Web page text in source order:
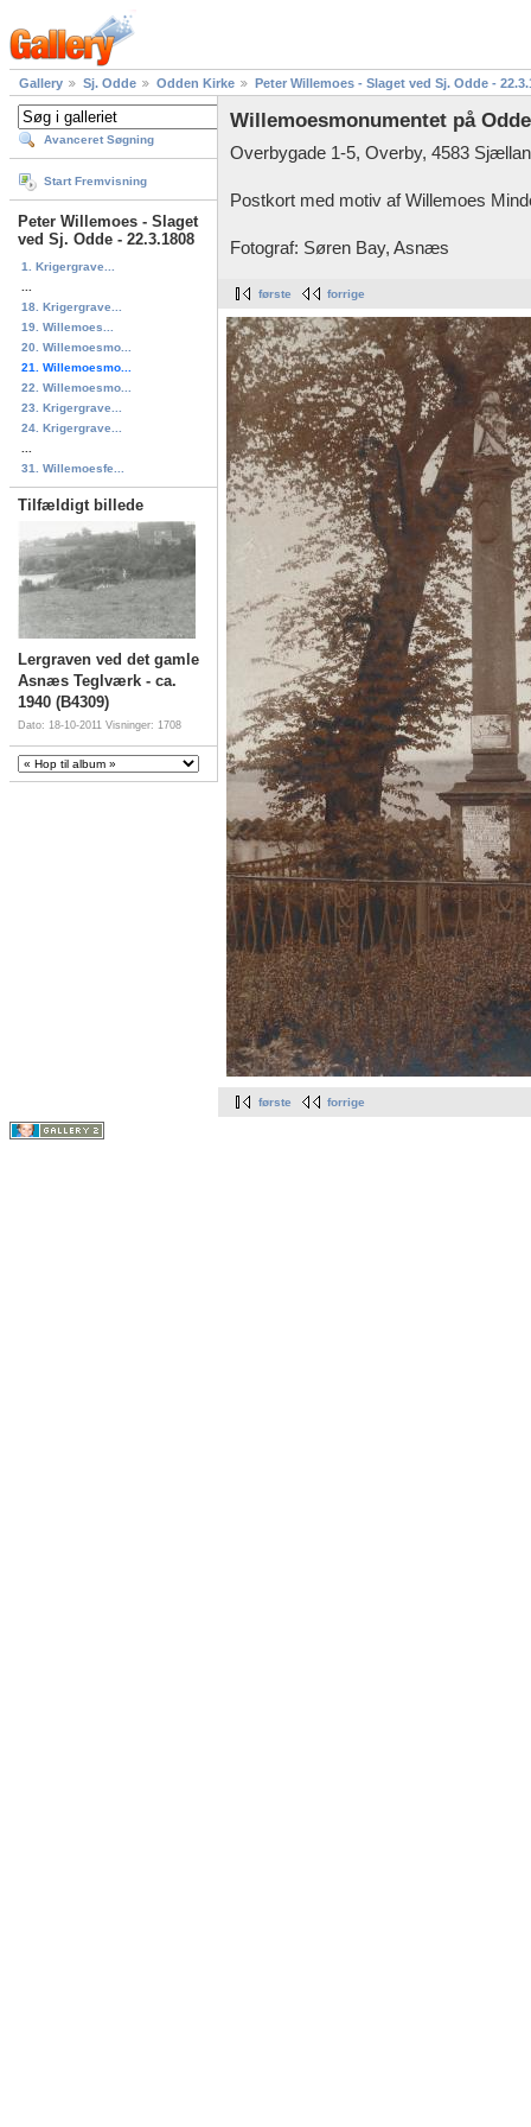
Gallery Sj. Odde Odden Kirke Peter Willemoes - Slaget ved Sj. Odde -
Avanceret Søgning
Start Fremvisning
Peter Willemoes - Slaget
ved Sj. Odde - 22.3.1808
1. Krigergrave...
18. Krigergrave...
19. Willemoes...
20. Willemoesmo...
21. Willemoesmo...
22. Willemoesmo...
23. Krigergrave...
24. Krigergrave...
31. Willemoesfe...
Tilfældigt billede
Lergraven ved det gamle
Asnæs Teglværk - ca.
1940 (B4309)
Dato: 18-10-2011 Visninger: 1708
Willemoesmonumentet på
Overbygade 1-5, Overby, 4583
Postkort med motiv af Willemoes
Fotograf: Søren Bay, Asnæs
første forrige
første forrige